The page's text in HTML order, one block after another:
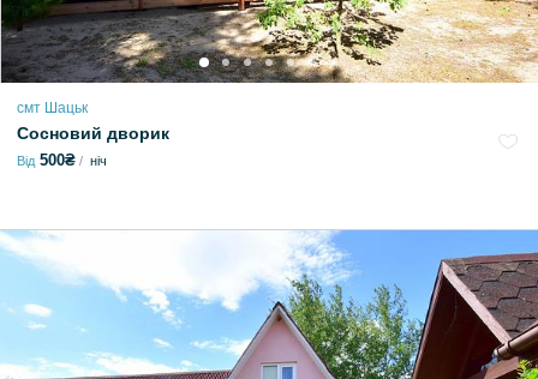
смт Шацьк
Сосновий дворик
Від 500₴ ніч